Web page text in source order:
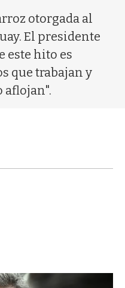
otorgada al
El presidente
este hito es
que trabajan y
aflojan".